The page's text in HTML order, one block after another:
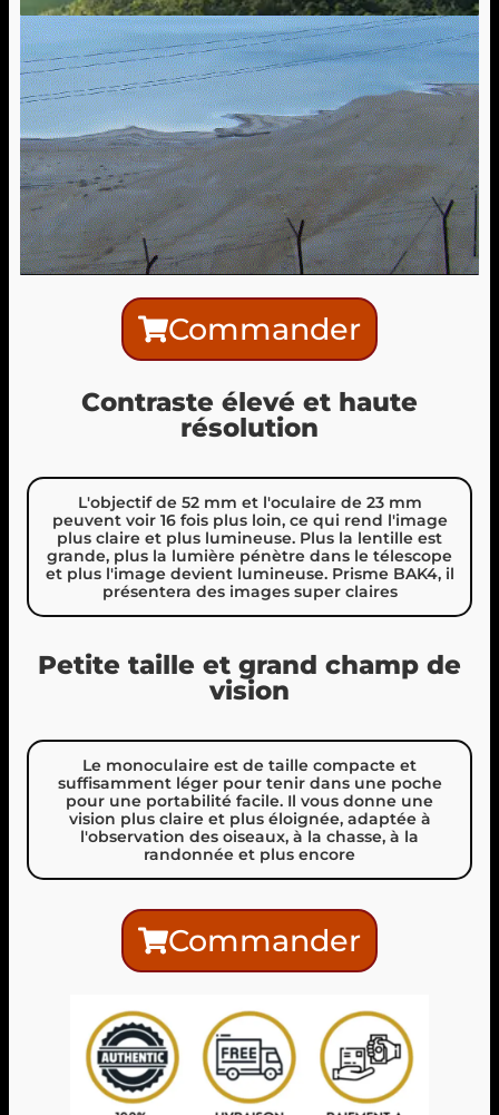
Commander
Contraste élevé et haute
résolution
L'objectif de 52 mm et l'oculaire de 23 mm
peuvent voir 16 fois plus loin, ce qui rend l'image
plus claire et plus lumineuse. Plus la lentille est
grande, plus la lumière pénètre dans le télescope
et plus l'image devient lumineuse. Prisme BAK4, il
présentera des images super claires
Petite taille et grand champ de
vision
Le monoculaire est de taille compacte et
suffisamment léger pour tenir dans une poche
pour une portabilité facile. Il vous donne une
vision plus claire et plus éloignée, adaptée à
l'observation des oiseaux, à la chasse, à la
randonnée et plus encore
Commander